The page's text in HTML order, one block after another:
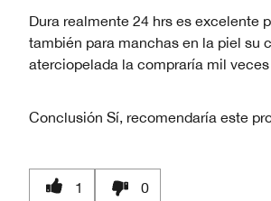
Dura realmente 24 hrs es excelente
también para manchas en la piel su
aterciopelada la compraría mil
Conclusión Sí, recomendaría este
1 0